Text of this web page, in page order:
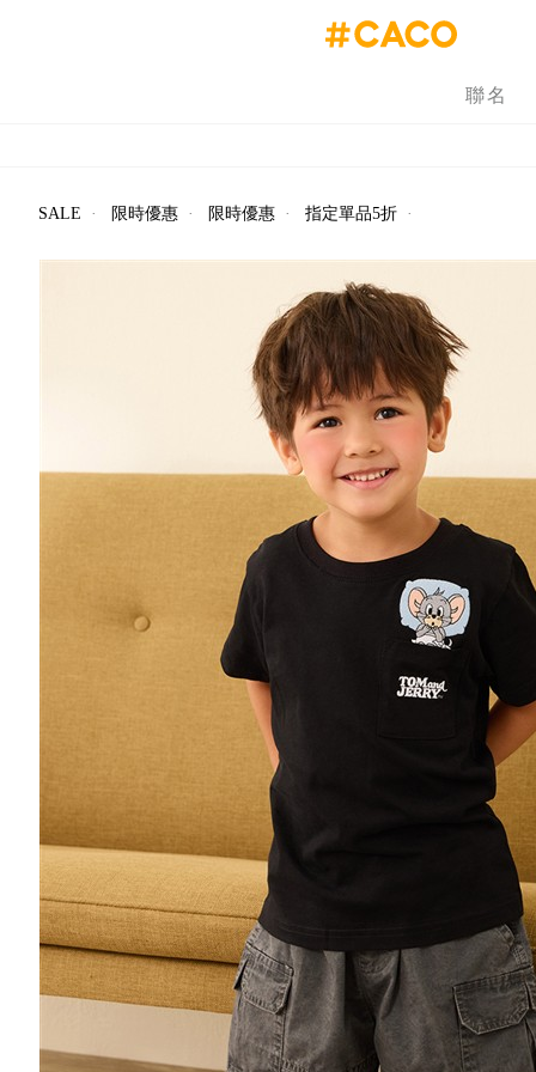
聯名
SALE · 限時優惠 · 限時優惠 · 指定單品5折 ·